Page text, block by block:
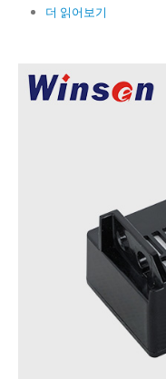
더 읽어보기